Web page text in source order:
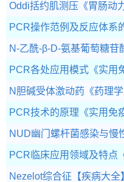
Oddi括约肌测压 《胃肠动
PCR操作范例及反应体系
N-乙酰-β-D-氨基葡萄糖苷
PCR各处应用模式 《实用
N胆碱受体激动药 《药理学
PCR技术的原理 《实用免
NUD幽门螺杆菌感染与慢
PCR临床应用领域及特点
Nezelot综合征 【疾病大全